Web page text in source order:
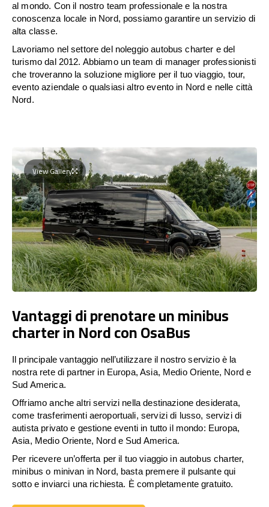
al mondo. Con il nostro team professionale e la nostra
conoscenza locale in Nord, possiamo garantire un servizio di
alta classe.
Lavoriamo nel settore del noleggio autobus charter e del
turismo dal 2012. Abbiamo un team di manager professionisti
che troveranno la soluzione migliore per il tuo viaggio, tour,
evento aziendale o qualsiasi altro evento in Nord e nelle città
Nord.
View Gallery
Vantaggi di prenotare un minibus
charter in Nord con OsaBus
Il principale vantaggio nell’utilizzare il nostro servizio è la
nostra rete di partner in Europa, Asia, Medio Oriente, Nord e
Sud America.
Offriamo anche altri servizi nella destinazione desiderata,
come trasferimenti aeroportuali, servizi di lusso, servizi di
autista privato e gestione eventi in tutto il mondo: Europa,
Asia, Medio Oriente, Nord e Sud America.
Per ricevere un’offerta per il tuo viaggio in autobus charter,
minibus o minivan in Nord, basta premere il pulsante qui
sotto e inviarci una richiesta. È completamente gratuito.